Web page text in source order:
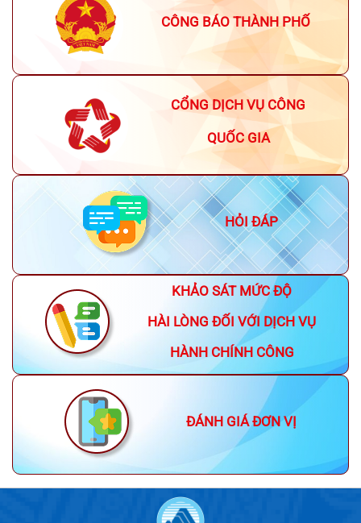
CÔNG BÁO THÀNH PHỐ
CỔNG DỊCH VỤ CÔNG
QUỐC GIA
HỎI ĐÁP
KHẢO SÁT MỨC ĐỘ
HÀI LÒNG ĐỐI VỚI DỊCH VỤ
HÀNH CHÍNH CÔNG
ĐÁNH GIÁ ĐƠN VỊ